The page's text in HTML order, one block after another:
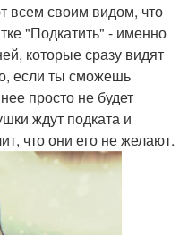
всем своим видом, что
"Подкатить" - именно
которые сразу видят
если ты сможешь
просто не будет
ждут подката и
что они его не желают.